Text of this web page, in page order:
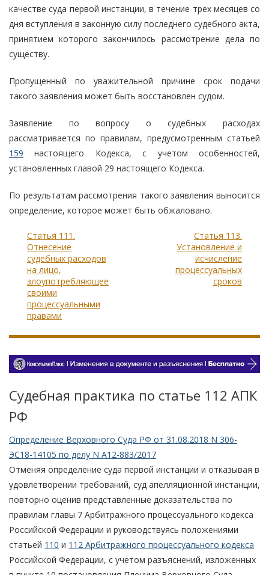
качестве суда первой инстанции, в течение трех месяцев со
дня вступления в законную силу последнего судебного акта,
принятием которого закончилось рассмотрение дела по
существу.
Пропущенный по уважительной причине срок подачи
такого заявления может быть восстановлен судом.
Заявление по вопросу о судебных расходах
рассматривается по правилам, предусмотренным статьей
159 настоящего Кодекса, с учетом особенностей,
установленных главой 29 настоящего Кодекса.
По результатам рассмотрения такого заявления выносится
определение, которое может быть обжаловано.
Статья 111.
Отнесение
судебных расходов
на лицо,
злоупотребляющее
своими
процессуальными
правами
Статья 113.
Установление и
исчисление
процессуальных
сроков
Судебная практика по статье 112 АПК
РФ
Определение Верховного Суда РФ от 31.08.2018 N 306-
ЭС18-14105 по делу N А12-883/2017
Отменяя определение суда первой инстанции и отказывая в
удовлетворении требований, суд апелляционной инстанции,
повторно оценив представленные доказательства по
правилам главы 7 Арбитражного процессуального кодекса
Российской Федерации и руководствуясь положениями
статьей 110 и 112 Арбитражного процессуального кодекса
Российской Федерации, с учетом разъяснений, изложенных